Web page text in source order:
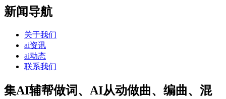
新闻导航
关于我们
ai资讯
ai动态
联系我们
集AI辅帮做词、AI从动做曲、编曲、混